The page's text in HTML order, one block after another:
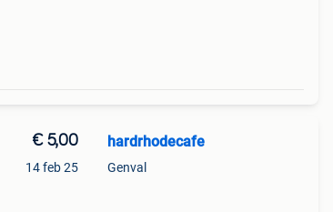
€ 5,00
14 feb 25
hardrhodecafe
Genval